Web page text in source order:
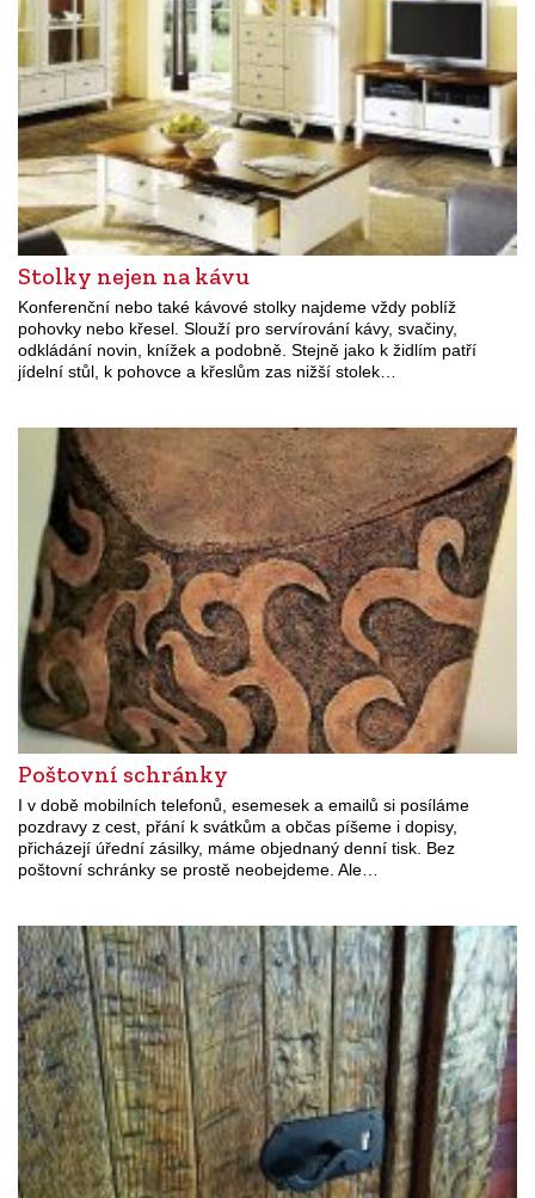
Stolky nejen na kávu
Konferenční nebo také kávové stolky najdeme vždy poblíž
pohovky nebo křesel. Slouží pro servírování kávy, svačiny,
odkládání novin, knížek a podobně. Stejně jako k židlím patří
jídelní stůl, k pohovce a křeslům zas nižší stolek…
Poštovní schránky
I v době mobilních telefonů, esemesek a emailů si posíláme
pozdravy z cest, přání k svátkům a občas píšeme i dopisy,
přicházejí úřední zásilky, máme objednaný denní tisk. Bez
poštovní schránky se prostě neobejdeme. Ale…